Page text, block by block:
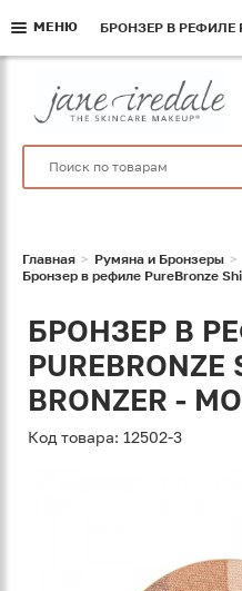
Главная
Румяна и Бронзеры
Бронзер в рефиле PureBronze
БРОНЗЕР В
PUREBRONZE
BRONZER -
Код товара: 12502-3
МЕНЮ
МЕНЮ